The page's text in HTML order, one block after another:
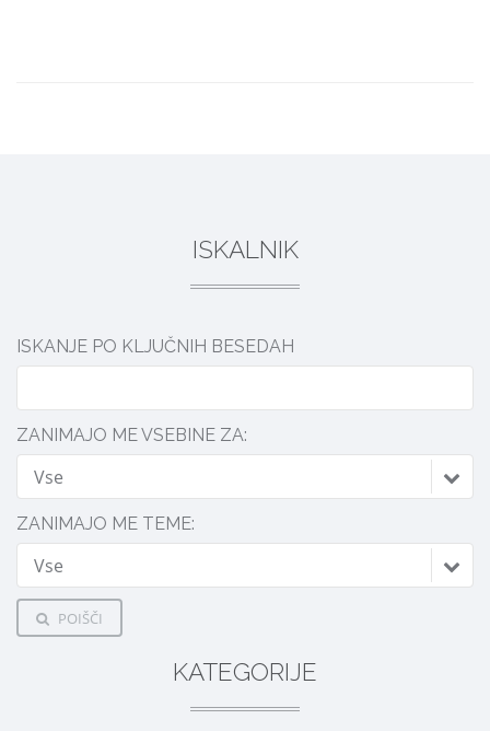
ISKALNIK
ISKANJE PO KLJUČNIH BESEDAH
ZANIMAJO ME VSEBINE ZA:
Vse
ZANIMAJO ME TEME:
Vse
POIŠČI
KATEGORIJE